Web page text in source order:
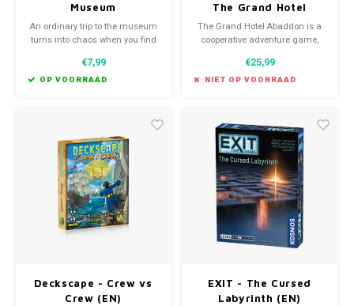
Museum
An ordinary trip to the museum
turns into chaos when you find
after hours!
€7,99
OP VOORRAAD
The Grand Hotel
Abaddon
The Grand Hotel Abaddon is a
cooperative adventure game,
Could ghosts be behind the
mysterious incidents, or is there
€25,99
NIET OP VOORRAAD
Deckscape - Crew vs
Crew (EN)
EXIT - The Cursed
Labyrinth (EN)